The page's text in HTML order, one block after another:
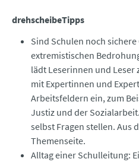
drehscheibeTipps
Sind Schulen noch
extremistischen
lädt Leserinnen und Leser
mit Expertinnen und
Arbeitsfeldern ein, zum
Justiz und der
selbst Fragen stellen. Aus
Themenseite.
Alltag einer Schulleitung: